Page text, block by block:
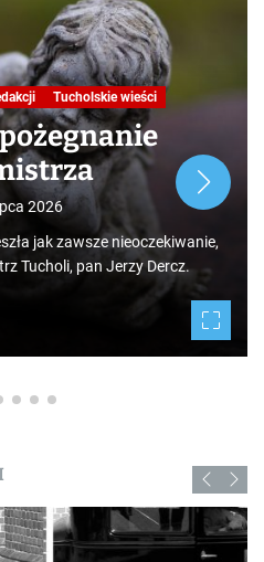
Tucholskie wieści
2026
jak zawsze nieoczekiwanie,
Tucholi, pan Jerzy Dercz.